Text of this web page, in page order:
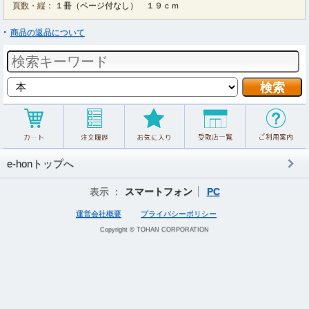
頁数・縦：
１冊（ページ付なし） １９ｃｍ
商品の返品について
e-honトップへ
表示 ： スマートフォン PC
運営会社概要 プライバシーポリシー
Copyright © TOHAN CORPORATION